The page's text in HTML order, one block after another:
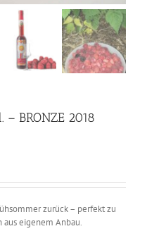
BRONZE 2018
zurück – perfekt zu
eigenem Anbau.